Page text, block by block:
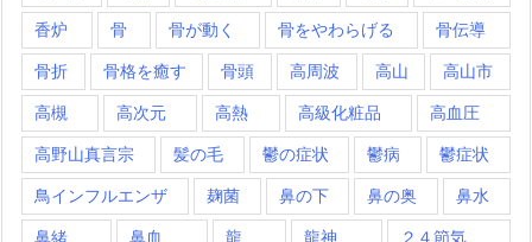
香炉 骨 骨が動く 骨をやわらげる 骨伝導
骨折 骨格を癒す 骨頭 高周波 高山 高山市
高槻 高次元 高熱 高級化粧品 高血圧
高野山真言宗 髪の毛 鬱の症状 鬱病 鬱症状
鳥インフルエンザ 麹菌 鼻の下 鼻の奥 鼻水
鼻緒 鼻血 龍 龍神 ２４節気